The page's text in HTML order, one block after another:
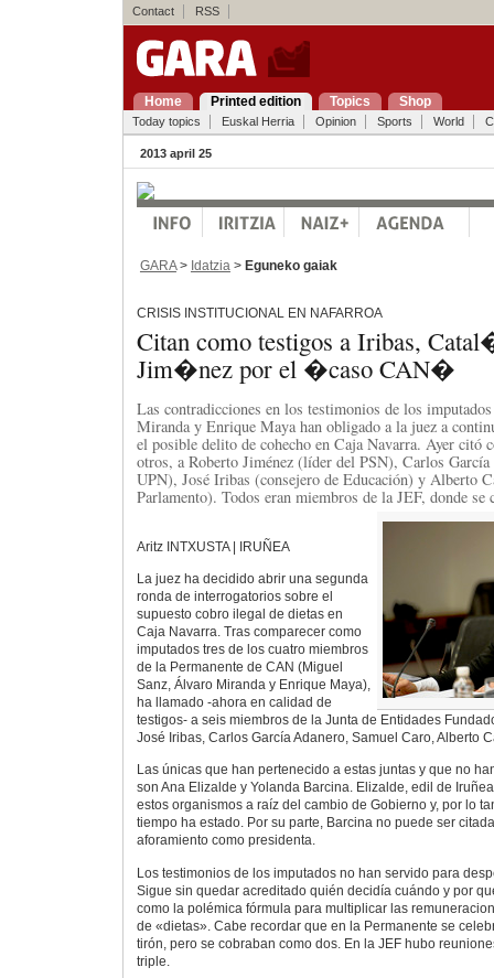
Contact RSS
Home Printed edition Topics Shop
Today topics Euskal Herria Opinion Sports World
2013 april 25
GARA> Idatzia > Eguneko gaiak
CRISIS INSTITUCIONAL EN NAFARROA
Citan como testigos a Iribas,
Jim�nez por el �caso CAN�
Las contradicciones en los testimonios de los
Miranda y Enrique Maya han obligado a la juez a
el posible delito de cohecho en Caja Navarra. Ayer citó
otros, a Roberto Jiménez (líder del PSN), Carlos
UPN), José Iribas (consejero de Educación) y Alberto
Parlamento). Todos eran miembros de la JEF, donde se
Aritz INTXUSTA | IRUÑEA
La juez ha decidido abrir una segunda
ronda de interrogatorios sobre el
supuesto cobro ilegal de dietas en
Caja Navarra. Tras comparecer como
imputados tres de los cuatro miembros
de la Permanente de CAN (Miguel
Sanz, Álvaro Miranda y Enrique Maya),
ha llamado -ahora en calidad de
testigos- a seis miembros de la Junta de Entidades
José Iribas, Carlos García Adanero, Samuel Caro, Alberto
Las únicas que han pertenecido a estas juntas y que no
son Ana Elizalde y Yolanda Barcina. Elizalde, edil de
estos organismos a raíz del cambio de Gobierno y, por lo
tiempo ha estado. Por su parte, Barcina no puede ser
aforamiento como presidenta.
Los testimonios de los imputados no han servido para
Sigue sin quedar acreditado quién decidía cuándo y por
como la polémica fórmula para multiplicar las
de «dietas». Cabe recordar que en la Permanente se
tirón, pero se cobraban como dos. En la JEF hubo
triple.